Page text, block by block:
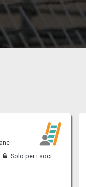
Solo per i soci